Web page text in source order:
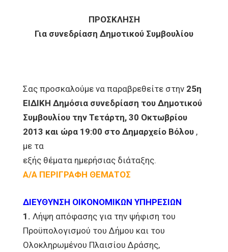
ΠΡΟΣΚΛΗΣΗ
Για συνεδρίαση Δημοτικού Συμβουλίου
Σας προσκαλούμε να παραβρεθείτε στην 25η
ΕΙΔΙΚΗ Δημόσια συνεδρίαση του Δημοτικού
Συμβουλίου την Τετάρτη, 30 Οκτωβρίου
2013 και ώρα 19:00 στο Δημαρχείο Βόλου ,
με τα
εξής θέματα ημερήσιας διάταξης.
Α/Α ΠΕΡΙΓΡΑΦΗ ΘΕΜΑΤΟΣ
ΔΙΕΥΘΥΝΣΗ ΟΙΚΟΝΟΜΙΚΩΝ ΥΠΗΡΕΣΙΩΝ
1. Λήψη απόφασης για την ψήφιση του
Προϋπολογισμού του Δήμου και του
Ολοκληρωμένου Πλαισίου Δράσης,